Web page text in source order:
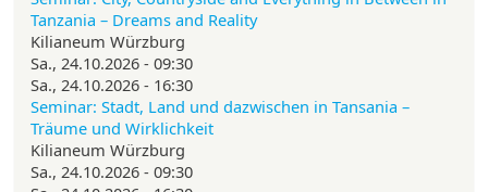
Tanzania – Dreams and Reality
Kilianeum Würzburg
Sa., 24.10.2026 - 09:30
Sa., 24.10.2026 - 16:30
Seminar: Stadt, Land und dazwischen in Tansania –
Träume und Wirklichkeit
Kilianeum Würzburg
Sa., 24.10.2026 - 09:30